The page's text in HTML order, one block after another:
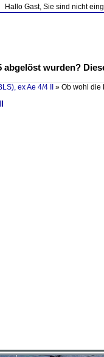
Hallo Gast, Sie sind nicht
wurden?
ex Ae 4/4 II » Ob wohl die